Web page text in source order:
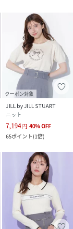
クーポン対象
JILL by JILL STUART
ニット
7,194円 40%OFF
65ポイント(1倍)